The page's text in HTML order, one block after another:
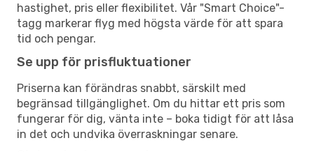
hastighet, pris eller flexibilitet. Vår "Smart Choice"-
tagg markerar flyg med högsta värde för att spara
tid och pengar.
Se upp för prisfluktuationer
Priserna kan förändras snabbt, särskilt med
begränsad tillgänglighet. Om du hittar ett pris som
fungerar för dig, vänta inte – boka tidigt för att låsa
in det och undvika överraskningar senare.